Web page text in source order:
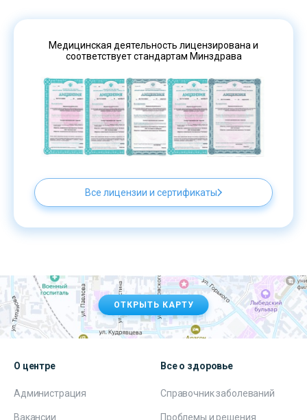
Медицинская деятельность лицензирована и
соответствует стандартам Минздрава
Все лицензии и сертификаты
ОТКРЫТЬ КАРТУ
О центре
Администрация
Вакансии
Все о здоровье
Справочник заболеваний
Проблемы и решения